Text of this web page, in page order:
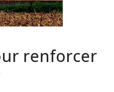
renforcer